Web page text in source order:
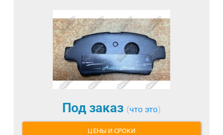
Под заказ (что это)
ЦЕНЫ И СРОКИ